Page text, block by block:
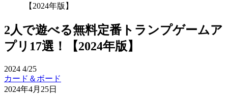
【2024年版】
2人で遊べる無料定番トランプゲームア
プリ17選！【2024年版】
2024 4/25
カード＆ボード
2024年4月25日